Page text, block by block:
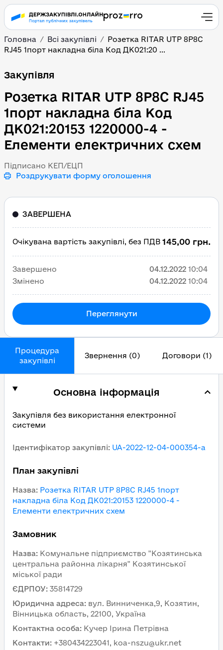
Головна Всі закупівлі
Розетка RITAR UTP 8P8C
RJ45 1порт накладна біла Код ДК021:20 ...
Розетка RITAR UTP
Закупівля
Розетка RITAR UTP 8P8C RJ45
1порт накладна біла Код
ДК021:20153 1220000-4 -
Елементи електричних схем
Підписано КЕП/ЕЦП
Роздрукувати форму оголошення
Процедура
закупівлі
Звернення (0) Договори (1)
Основна інформація
Закупівля без використання електронної
системи
Ідентифікатор закупівлі: UA-2022-12-04-000354-a
План закупівлі
Назва: Розетка RITAR UTP 8P8C RJ45 1порт
накладна біла Код ДК021:20153 1220000-4 -
Елементи електричних схем
Замовник
Назва: Комунальне підприємство "Козятинська
центральна районна лікарня" Козятинської
міської ради
ЄДРПОУ: 35814729
Юридична адреса: вул. Винниченка,9, Козятин,
Вінницька область, 22100, Україна
Контактна особа: Кучер Ірина Петрівна
Контакти: +380434223041, koa-nszu@ukr.net
ЗАВЕРШЕНА
Очікувана вартість закупівлі, без ПДВ 145,00 грн.
Завершено 04.12.2022 10:04
Змінено
04.12.2022 10:04
Переглянути